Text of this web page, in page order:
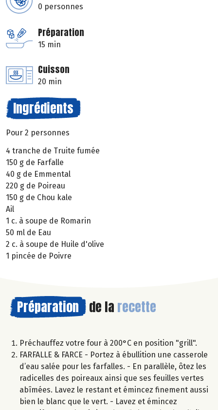
0 personnes
Préparation
15 min
Cuisson
20 min
Ingrédients
Pour 2 personnes
4 tranche de Truite fumée
150 g de Farfalle
40 g de Emmental
220 g de Poireau
150 g de Chou kale
Ail
1 c. à soupe de Romarin
50 ml de Eau
2 c. à soupe de Huile d'olive
1 pincée de Poivre
Préparation de la recette
Préchauffez votre four à 200°C en position "grill".
FARFALLE & FARCE - Portez à ébullition une casserole
d’eau salée pour les farfalles. - En parallèle, ôtez les
radicelles des poireaux ainsi que ses feuilles vertes
abîmées. Lavez le restant et émincez finement aussi
bien le blanc que le vert. - Lavez et émincez